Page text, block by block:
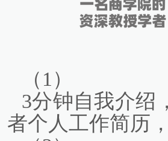
（1）
3分钟自我介绍
者个人工作简历